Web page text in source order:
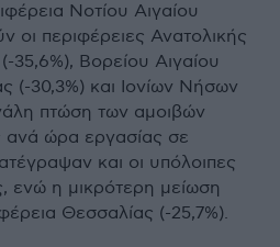
Νοτίου Αιγαίου
οι περιφέρειες Ανατολικής
Βορείου Αιγαίου
(-30,3%) και Ιονίων Νήσων
πτώση των αμοιβών
ανά ώρα εργασίας σε
και οι υπόλοιπες
ενώ η μικρότερη μείωση
Θεσσαλίας (-25,7%).